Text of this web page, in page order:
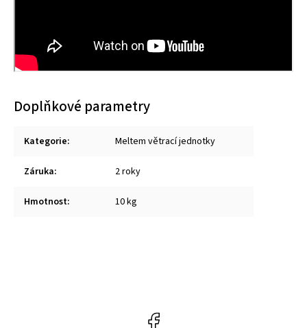
Doplňkové parametry
Kategorie: Meltem větrací jednotky
Záruka: 2 roky
Hmotnost: 10 kg